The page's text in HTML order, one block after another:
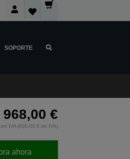
SOPORTE
968,00 €
IVA (800,00 € sin IVA)
ahora